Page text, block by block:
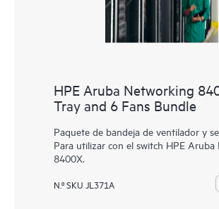
HPE Aruba Networking
Tray and 6 Fans Bundle
Paquete de bandeja de ventilador y
Para utilizar con el switch HPE Aruba
8400X.
N.º SKU JL371A